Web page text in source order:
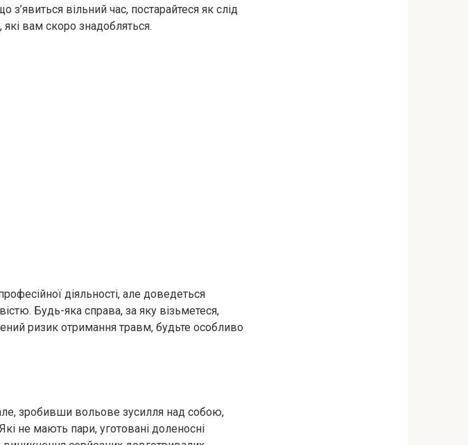
вільний час, постарайтеся як слід
вам скоро знадобляться.
діяльності, але доведеться
Будь-яка справа, за яку візьметеся,
ризик отримання травм, будьте особливо
зробивши вольове зусилля над собою,
не мають пари, уготовані доленосні